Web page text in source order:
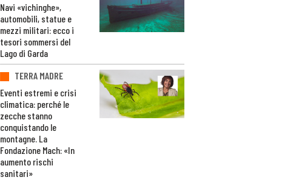
Navi «vichinghe»,
automobili, statue e
mezzi militari: ecco i
tesori sommersi del
Lago di Garda
TERRA MADRE
Eventi estremi e crisi
climatica: perché le
zecche stanno
conquistando le
montagne. La
Fondazione Mach: «In
aumento rischi
sanitari»